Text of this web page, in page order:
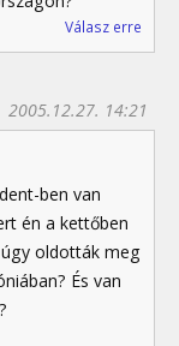
Válasz erre
2005.12.27. 14:21
ben van
én a kettőben
oldották meg
És van